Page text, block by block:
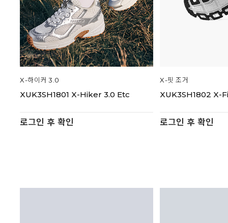
X-하이커 3.0
XUK3SH1801 X-Hiker 3.0 Etc
로그인 후 확인
X-핏 조거
XUK3SH1802 X-
로그인 후 확인